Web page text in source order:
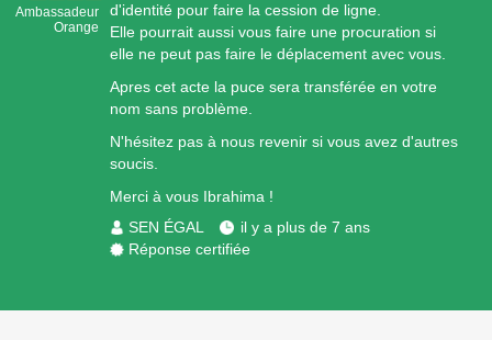
Ambassadeur
Orange
d'identité pour faire la cession de ligne.
Elle pourrait aussi vous faire une procuration si
elle ne peut pas faire le déplacement avec vous.
Apres cet acte la puce sera transférée en votre
nom sans problème.
N'hésitez pas à nous revenir si vous avez d'autres
soucis.
Merci à vous Ibrahima !
SEN ÉGAL
il y a plus de 7 ans
Réponse certifiée